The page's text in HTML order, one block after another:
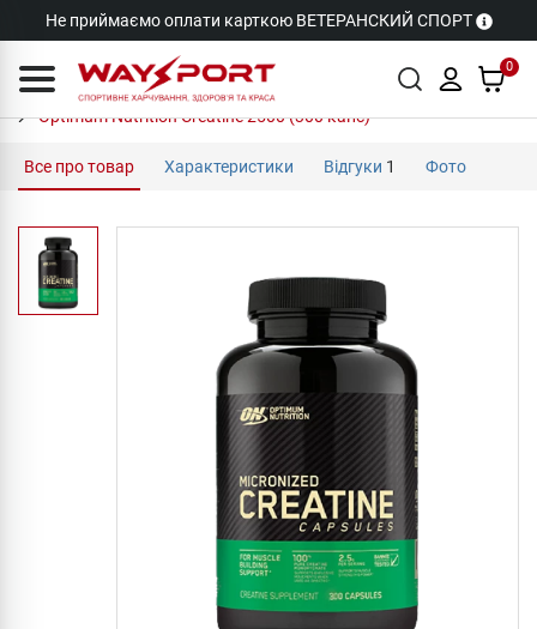
Не приймаємо оплати карткою ВЕТЕРАНСКИЙ СПОРТ
0
Optimum Nutrition Creatine 2500 (300 капс)
Все про товар Характеристики Відгуки 1 Фото